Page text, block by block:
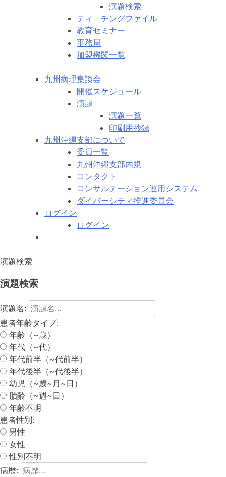
演題検索
ティ－チングファイル
教育セミナー
事務局
加盟機関一覧
九州病理集談会
開催スケジュール
演題
演題一覧
印刷用抄録
九州沖縄支部について
委員一覧
九州沖縄支部内規
コンタクト
コンサルテーション運用システム
ダイバーシティ推進委員会
ログイン
ログイン
演題検索
演題検索
演題名:
患者年齢タイプ:
年齢（~歳）
年代（~代）
年代前半（~代前半）
年代後半（~代後半）
幼児（~歳~月~日）
胎齢（~週~日）
年齢不明
患者性別:
男性
女性
性別不明
病歴: